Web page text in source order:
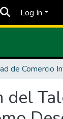
Log In
del